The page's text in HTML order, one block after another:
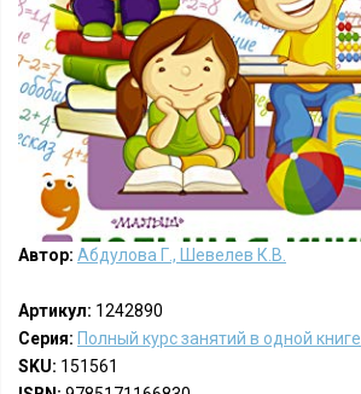
Автор: Абдулова Г., Шевелев К.В.
Артикул: 1242890
Серия: Полный курс занятий в одной книге
SKU: 151561